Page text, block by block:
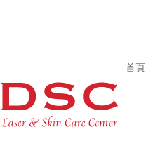
首頁